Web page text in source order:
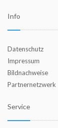
Info
Datenschutz
Impressum
Bildnachweise
Partnernetzwerk
Service